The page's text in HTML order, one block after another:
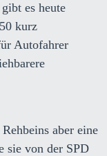
es heute
kurz
Autofahrer
aber eine
sie von der SPD